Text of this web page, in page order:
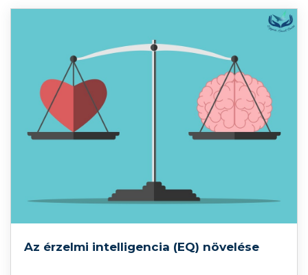
Az érzelmi intelligencia (EQ) növelése